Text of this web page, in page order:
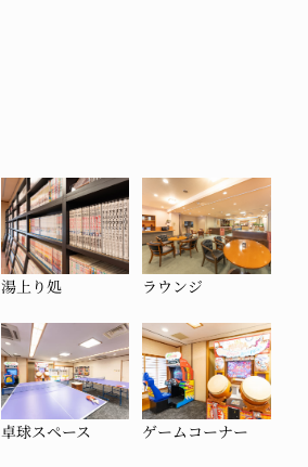
湯上り処 ラウンジ
卓球スペース ゲームコーナー